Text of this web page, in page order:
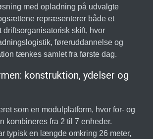
med opladning på udvalgte
repræsenterer både et
driftsorganisatorisk skift, hvor
føreruddannelse og
tænkes samlet fra første dag.
konstruktion, ydelser og
som en modulplatform, hvor for- og
kombineres fra 2 til 7 enheder.
typisk en længde omkring 26 meter,